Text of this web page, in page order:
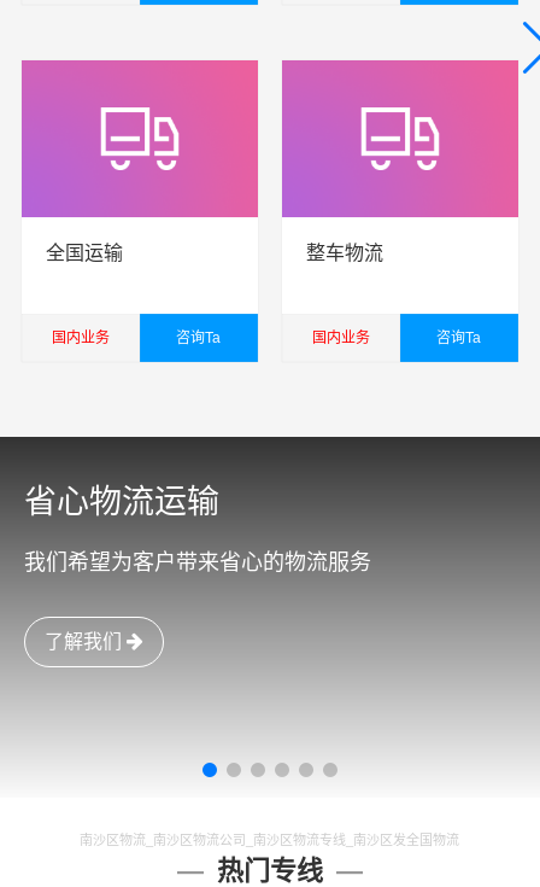
全国运输
国内业务 咨询Ta
整车物流
国内业务 咨询Ta
省心物流运输
我们希望为客户带来省心的物流服务
了解我们
南沙区物流_南沙区物流公司_南沙区物流专线_南沙区发全国物流
热门专线